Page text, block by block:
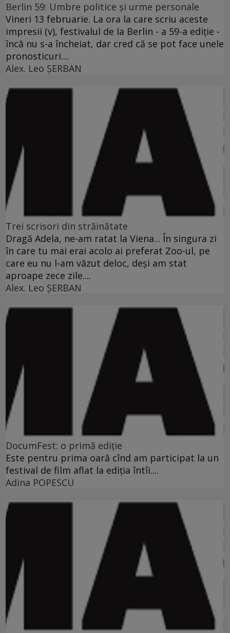
Berlin 59: Umbre politice şi urme personale
Vineri 13 februarie. La ora la care scriu aceste
impresii (v), festivalul de la Berlin - a 59-a ediţie -
încă nu s-a încheiat, dar cred că se pot face unele
pronosticuri....
Alex. Leo ŞERBAN
Trei scrisori din străinătate
Dragă Adela, ne-am ratat la Viena... În singura zi
în care tu mai erai acolo ai preferat Zoo-ul, pe
care eu nu l-am văzut deloc, deşi am stat
aproape zece zile....
Alex. Leo ŞERBAN
DocumFest: o primă ediţie
Este pentru prima oară cînd am participat la un
festival de film aflat la ediţia întîi....
Adina POPESCU